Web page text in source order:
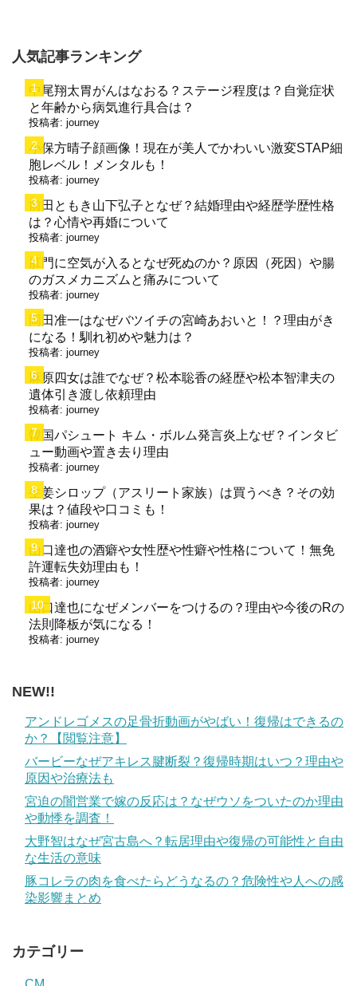
人気記事ランキング
中尾翔太胃がんはなおる？ステージ程度は？自覚症状
と年齢から病気進行具合は？
投稿者: journey
小保方晴子顔画像！現在が美人でかわいい激変STAP細
胞レベル！メンタルも！
投稿者: journey
前田ともき山下弘子となぜ？結婚理由や経歴学歴性格
は？心情や再婚について
投稿者: journey
肛門に空気が入るとなぜ死ぬのか？原因（死因）や腸
のガスメカニズムと痛みについて
投稿者: journey
岡田准一はなぜバツイチの宮崎あおいと！？理由がき
になる！馴れ初めや魅力は？
投稿者: journey
麻原四女は誰でなぜ？松本聡香の経歴や松本智津夫の
遺体引き渡し依頼理由
投稿者: journey
韓国パシュート キム・ボルム発言炎上なぜ？インタビ
ュー動画や置き去り理由
投稿者: journey
生姜シロップ（アスリート家族）は買うべき？その効
果は？値段や口コミも！
投稿者: journey
山口達也の酒癖や女性歴や性癖や性格について！無免
許運転失効理由も！
投稿者: journey
山口達也になぜメンバーをつけるの？理由や今後のRの
法則降板が気になる！
投稿者: journey
NEW!!
アンドレゴメスの足骨折動画がやばい！復帰はできるの
か？【閲覧注意】
バービーなぜアキレス腱断裂？復帰時期はいつ？理由や
原因や治療法も
宮迫の闇営業で嫁の反応は？なぜウソをついたのか理由
や動悸を調査！
大野智はなぜ宮古島へ？転居理由や復帰の可能性と自由
な生活の意味
豚コレラの肉を食べたらどうなるの？危険性や人への感
染影響まとめ
カテゴリー